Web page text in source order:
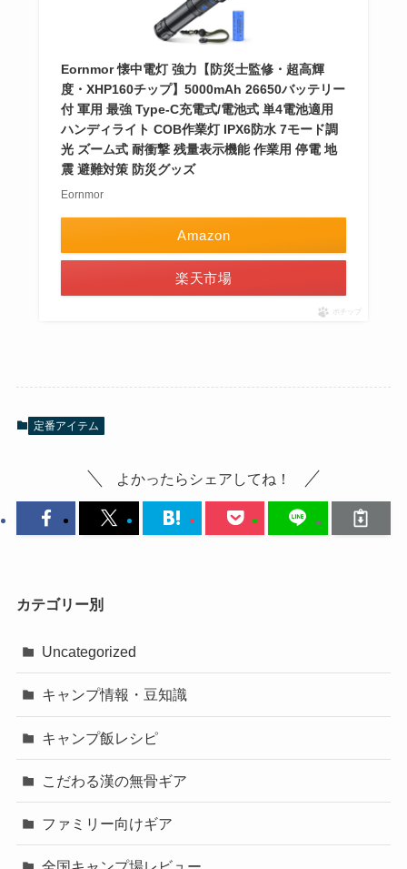
Eornmor 懐中電灯 強力【防災士監修・超高輝
度・XHP160チップ】5000mAh 26650バッテリー
付 軍用 最強 Type-C充電式/電池式 単4電池適用
ハンディライト COB作業灯 IPX6防水 7モード調
光 ズーム式 耐衝撃 残量表示機能 作業用 停電 地
震 避難対策 防災グッズ
Eornmor
Amazon
楽天市場
ポチップ
定番アイテム
よかったらシェアしてね！
カテゴリー別
Uncategorized
キャンプ情報・豆知識
キャンプ飯レシピ
こだわる漢の無骨ギア
ファミリー向けギア